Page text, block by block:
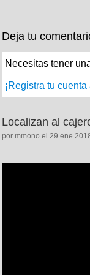
Deja tu
Necesitas tener
¡Registra tu cuenta
Localizan al
por mmono el 29 ene